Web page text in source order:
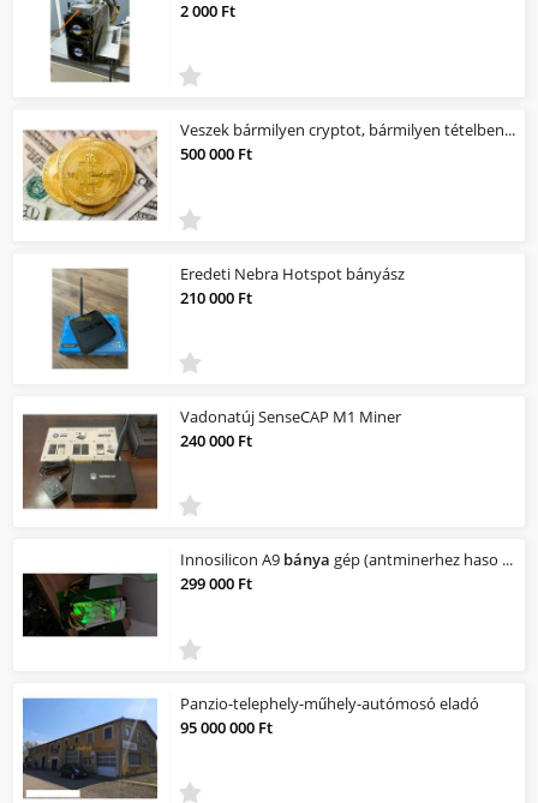
2 000 Ft
Veszek bármilyen cryptot, bármilyen tételben saját részre.
500 000 Ft
Eredeti Nebra Hotspot bányász
210 000 Ft
Vadonatúj SenseCAP M1 Miner
240 000 Ft
Innosilicon A9 bánya gép (antminerhez haso lo)
299 000 Ft
Panzio-telephely-műhely-autómosó eladó
95 000 000 Ft